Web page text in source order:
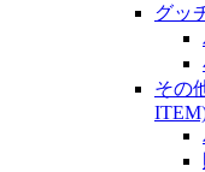
グッ
その